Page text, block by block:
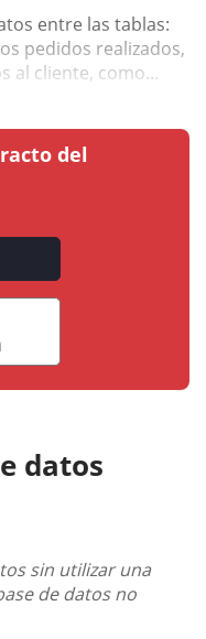
entre las tablas:
pedidos realizados,
al cliente, como...
del
datos
sin utilizar una
de datos no